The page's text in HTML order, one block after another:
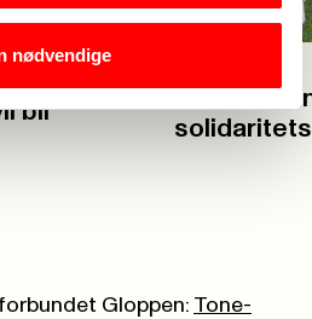
nødvendige
bli
Gloppen: Tone-